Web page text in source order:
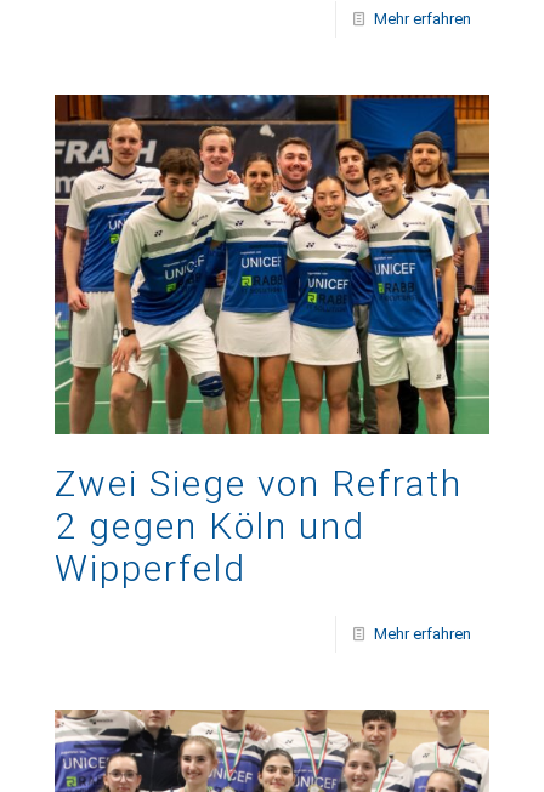
Mehr erfahren
Zwei Siege von Refrath
2 gegen Köln und
Wipperfeld
Mehr erfahren